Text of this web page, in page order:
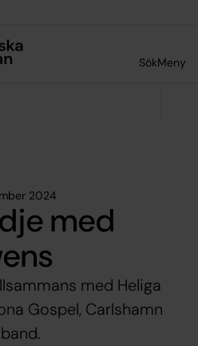
SökMeny
2024
med
med Heliga
Gospel, Carlshamn